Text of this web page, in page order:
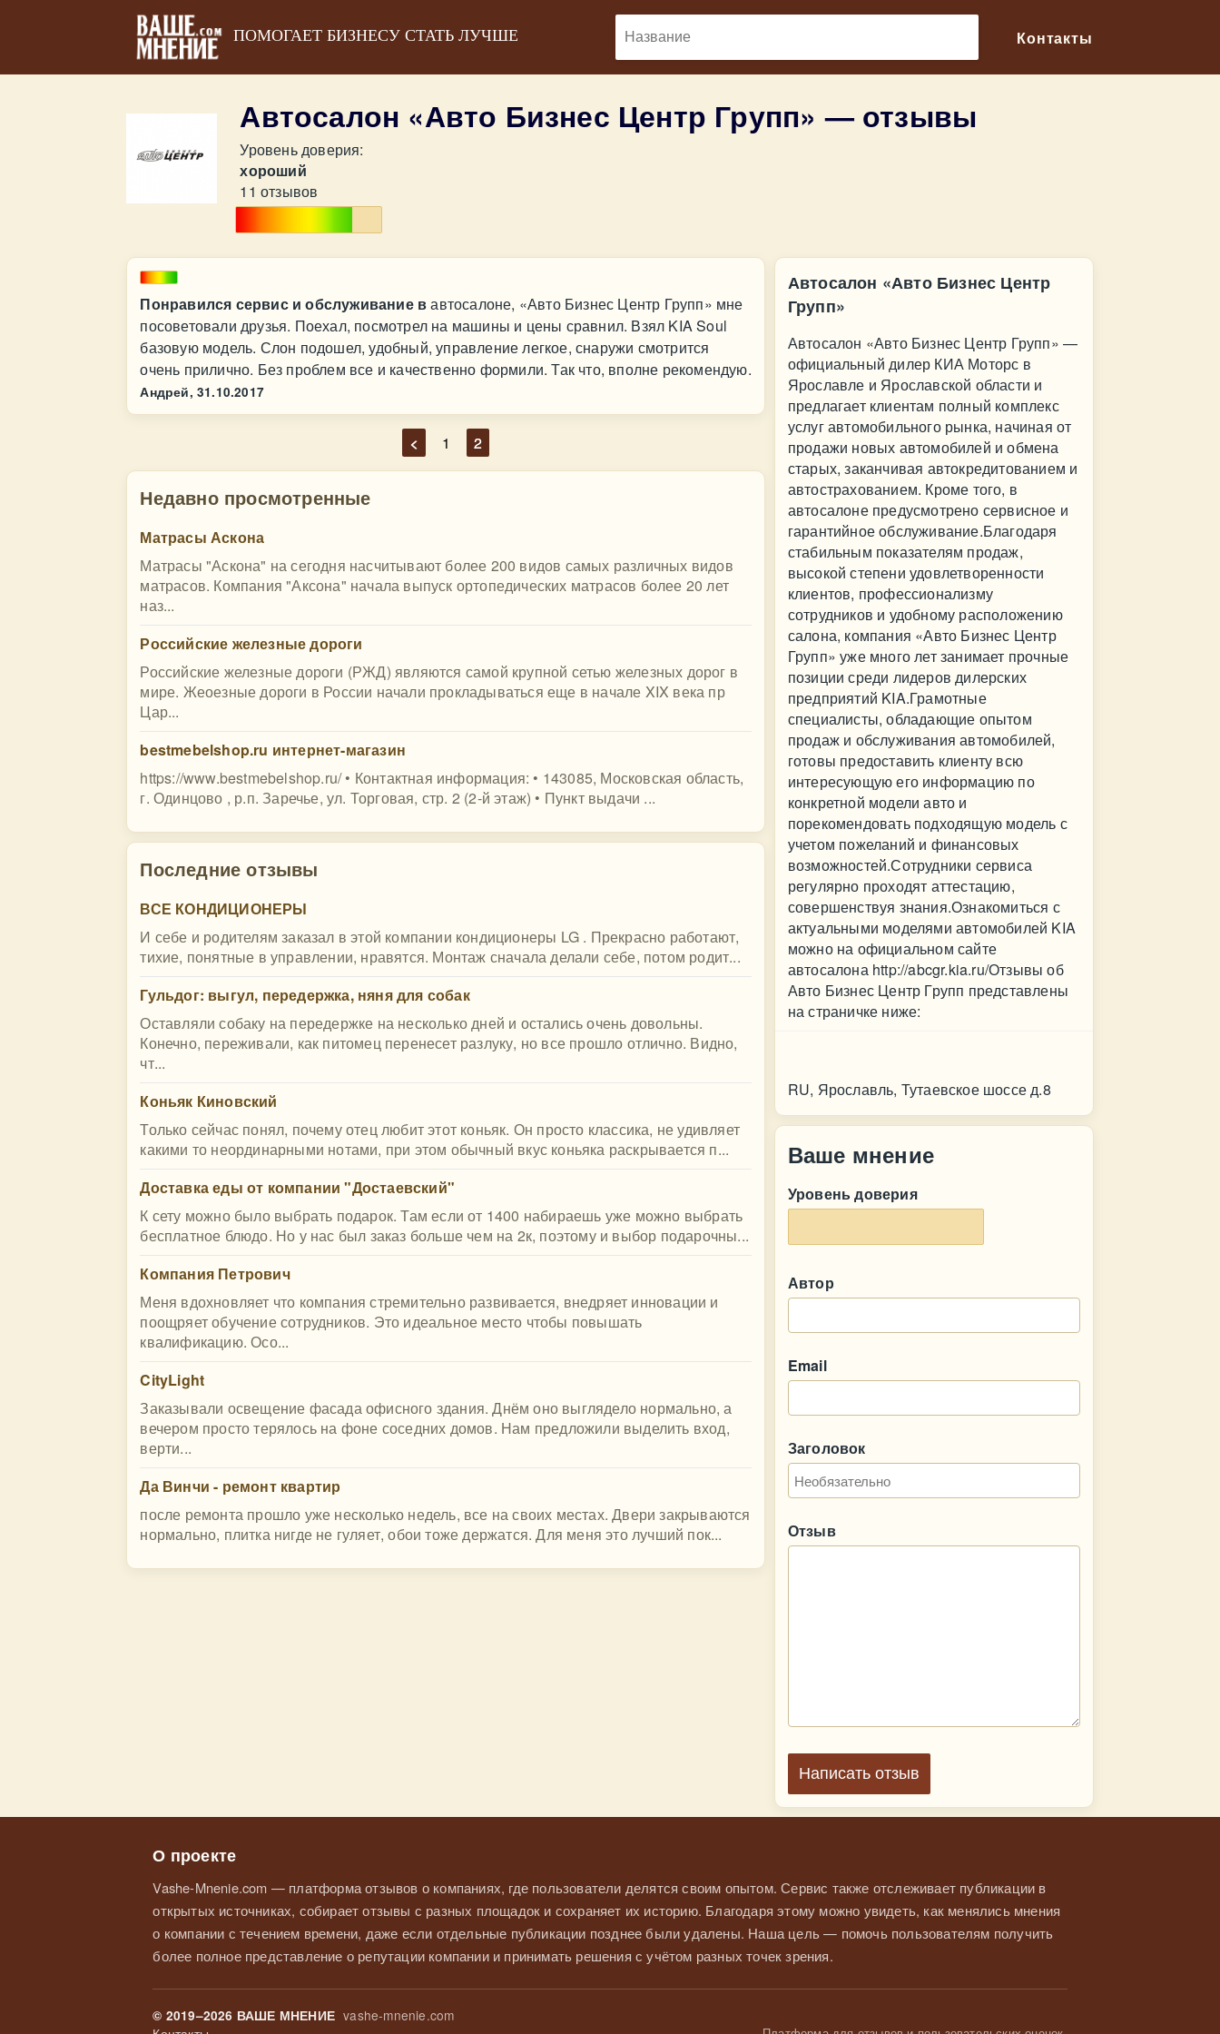
ПОМОГАЕТ БИЗНЕСУ СТАТЬ ЛУЧШЕ Контакты
Автосалон «Авто Бизнес Центр Групп» — отзывы
Уровень доверия:
хороший
11 отзывов
Понравился сервис и обслуживание вавтосалоне, «Авто Бизнес Центр Групп» мне
посоветовали друзья. Поехал, посмотрел на машины и цены сравнил. Взял KIA Soul
базовую модель. Слон подошел, удобный, управление легкое, снаружи смотрится
очень прилично. Без проблем все и качественно формили. Так что, вполне рекомендую.
Андрей, 31.10.2017
< 1 2
Недавно просмотренные
Матрасы Аскона
Матрасы "Аскона" на сегодня насчитывают более 200 видов самых различных видов
матрасов. Компания "Аксона" начала выпуск ортопедических матрасов более 20 лет
наз...
Российские железные дороги
Российские железные дороги (РЖД) являются самой крупной сетью железных дорог в
мире. Жеоезные дороги в России начали прокладываться еще в начале XIX века пр
Цар...
bestmebelshop.ru интернет-магазин
https://www.bestmebelshop.ru/ • Контактная информация: • 143085, Московская область,
г. Одинцово , р.п. Заречье, ул. Торговая, стр. 2 (2-й этаж) • Пункт выдачи ...
Последние отзывы
ВСЕ КОНДИЦИОНЕРЫ
И себе и родителям заказал в этой компании кондиционеры LG . Прекрасно работают,
тихие, понятные в управлении, нравятся. Монтаж сначала делали себе, потом родит...
Гульдог: выгул, передержка, няня для собак
Оставляли собаку на передержке на несколько дней и остались очень довольны.
Конечно, переживали, как питомец перенесет разлуку, но все прошло отлично. Видно,
чт...
Коньяк Киновский
Только сейчас понял, почему отец любит этот коньяк. Он просто классика, не удивляет
какими то неординарными нотами, при этом обычный вкус коньяка раскрывается п...
Доставка еды от компании "Достаевский"
К сету можно было выбрать подарок. Там если от 1400 набираешь уже можно выбрать
бесплатное блюдо. Но у нас был заказ больше чем на 2к, поэтому и выбор подарочны...
Компания Петрович
Меня вдохновляет что компания стремительно развивается, внедряет инновации и
поощряет обучение сотрудников. Это идеальное место чтобы повышать
квалификацию. Осо...
CityLight
Заказывали освещение фасада офисного здания. Днём оно выглядело нормально, а
вечером просто терялось на фоне соседних домов. Нам предложили выделить вход,
верти...
Да Винчи - ремонт квартир
после ремонта прошло уже несколько недель, все на своих местах. Двери закрываются
нормально, плитка нигде не гуляет, обои тоже держатся. Для меня это лучший пок...
Автосалон «Авто Бизнес Центр
Групп»
Автосалон «Авто Бизнес Центр Групп» —
официальный дилер КИА Моторс в
Ярославле и Ярославской области и
предлагает клиентам полный комплекс
услуг автомобильного рынка, начиная от
продажи новых автомобилей и обмена
старых, заканчивая автокредитованием и
автострахованием. Кроме того, в
автосалоне предусмотрено сервисное и
гарантийное обслуживание.Благодаря
стабильным показателям продаж,
высокой степени удовлетворенности
клиентов, профессионализму
сотрудников и удобному расположению
салона, компания «Авто Бизнес Центр
Групп» уже много лет занимает прочные
позиции среди лидеров дилерских
предприятий KIA.Грамотные
специалисты, обладающие опытом
продаж и обслуживания автомобилей,
готовы предоставить клиенту всю
интересующую его информацию по
конкретной модели авто и
порекомендовать подходящую модель с
учетом пожеланий и финансовых
возможностей.Сотрудники сервиса
регулярно проходят аттестацию,
совершенствуя знания.Ознакомиться с
актуальными моделями автомобилей KIA
можно на официальном сайте
автосалона http://abcgr.kia.ru/Отзывы об
Авто Бизнес Центр Групп представлены
на страничке ниже:
RU, Ярославль, Тутаевское шоссе д.8
Ваше мнение
Уровень доверия
Автор
Email
Заголовок
Отзыв
Написать отзыв
О проекте
Vashe-Mnenie.com — платформа отзывов о компаниях, где пользователи делятся своим опытом. Сервис также отслеживает публикации в
открытых источниках, собирает отзывы с разных площадок и сохраняет их историю. Благодаря этому можно увидеть, как менялись мнения
о компании с течением времени, даже если отдельные публикации позднее были удалены. Наша цель — помочь пользователям получить
более полное представление о репутации компании и принимать решения с учётом разных точек зрения.
© 2019–2026 ВАШЕ МНЕНИЕ vashe-mnenie.com